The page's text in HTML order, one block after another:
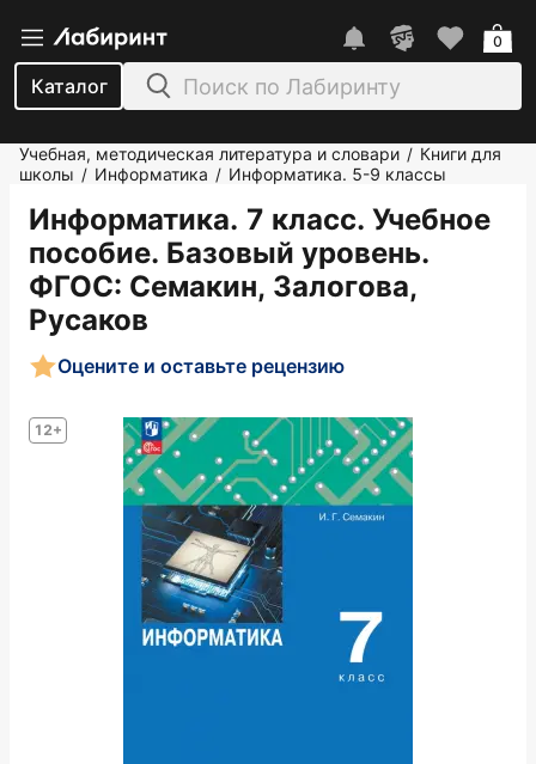
Каталог
0
Учебная, методическая литература и словари / Книги для
школы / Информатика / Информатика. 5-9 классы
Информатика. 7 класс. Учебное
пособие. Базовый уровень.
ФГОС: Семакин, Залогова,
Русаков
12+
Оцените и оставьте рецензию